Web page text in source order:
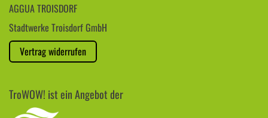
AGGUA TROISDORF
Stadtwerke Troisdorf GmbH
Vertrag widerrufen
TroWOW! ist ein Angebot der